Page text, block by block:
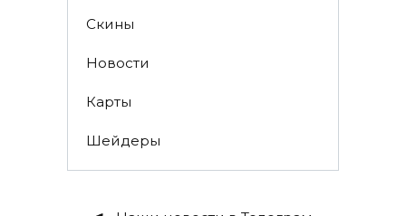
Скины
Новости
Карты
Шейдеры